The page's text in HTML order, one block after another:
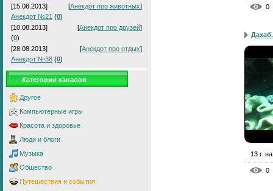
[15.08.2013]
[Анекдот про животных]
Анекдот №21 (0)
[10.08.2013]
[Анекдот про друзей]
(0)
[28.08.2013]
[Анекдот про отдых]
Анекдот №38 (0)
Категории каналов
Другое
Компьютерные игры
Красота и здоровье
Люди и блоги
Музыка
Общество
Путешествия и события
0
13 г.
0